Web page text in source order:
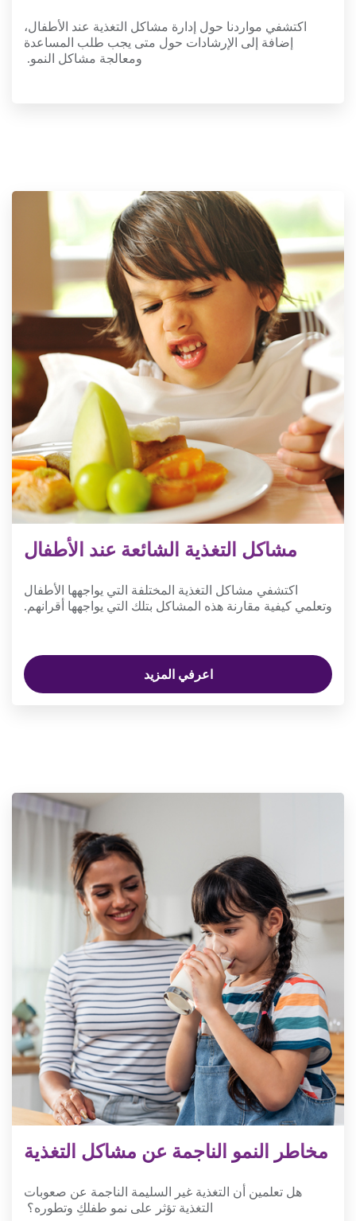
اكتشفي مواردنا حول إدارة مشاكل التغذية عند الأطفال،
إضافة إلى الإرشادات حول متى يجب طلب المساعدة
ومعالجة مشاكل النمو.
مشاكل التغذية الشائعة عند الأطفال
اكتشفي مشاكل التغذية المختلفة التي يواجهها الأطفال
وتعلمي كيفية مقارنة هذه المشاكل بتلك التي يواجهها أقرانهم.
اعرفي المزيد
مخاطر النمو الناجمة عن مشاكل التغذية
هل تعلمين أن التغذية غير السليمة الناجمة عن صعوبات
التغذية تؤثر على نمو طفلكِ وتطوره؟